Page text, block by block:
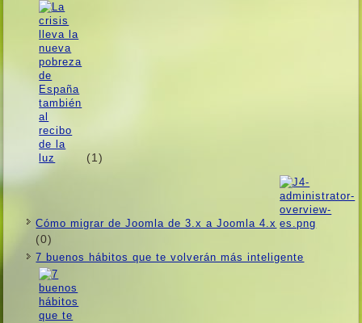
(1)
Cómo migrar de Joomla de 3.x a Joomla 4.x
(0)
7 buenos hábitos que te volverán más inteligente